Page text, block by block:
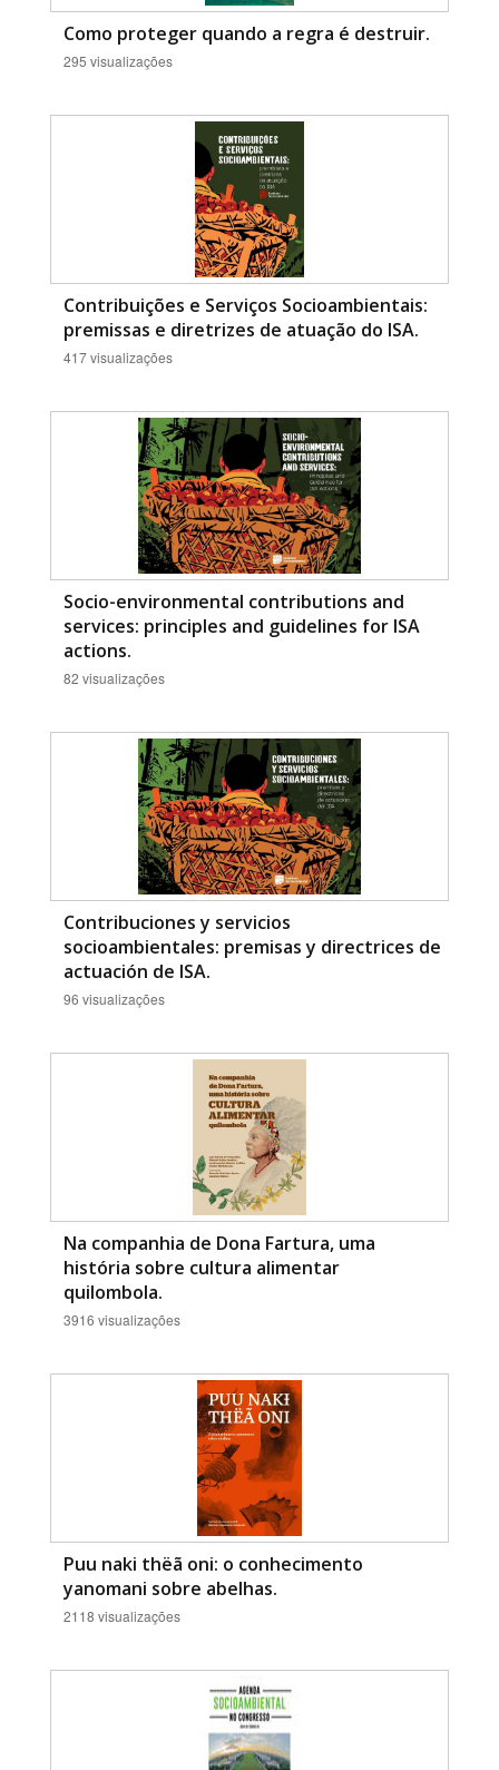
Como proteger quando a regra é destruir.
295 visualizações
Contribuições e Serviços Socioambientais:
premissas e diretrizes de atuação do ISA.
417 visualizações
Socio-environmental contributions and
services: principles and guidelines for ISA
actions.
82 visualizações
Contribuciones y servicios
socioambientales: premisas y directrices de
actuación de ISA.
96 visualizações
Na companhia de Dona Fartura, uma
história sobre cultura alimentar
quilombola.
3916 visualizações
Puu naki thëã oni: o conhecimento
yanomani sobre abelhas.
2118 visualizações